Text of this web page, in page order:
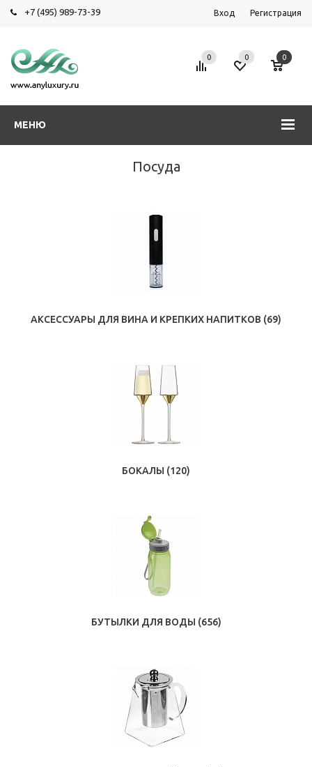
+7 (495) 989-73-39 Вход Регистрация
МЕНЮ
0 0 0
Посуда
АКСЕССУАРЫ ДЛЯ ВИНА И КРЕПКИХ НАПИТКОВ (69)
БОКАЛЫ (120)
БУТЫЛКИ ДЛЯ ВОДЫ (656)